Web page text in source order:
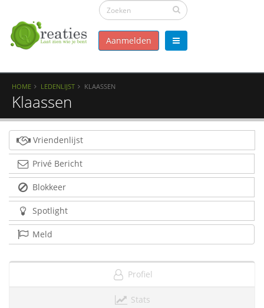
Aanmelden
HOME LEDENLIJST KLAASSEN
Klaassen
Vriendenlijst
Privé Bericht
Blokkeer
Spotlight
Meld
Profiel
Stats